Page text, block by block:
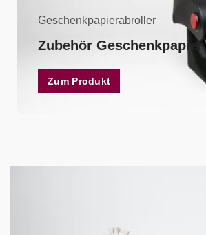
Geschenkpapierabroller
Zubehör Geschenkpapier
Zum Produkt